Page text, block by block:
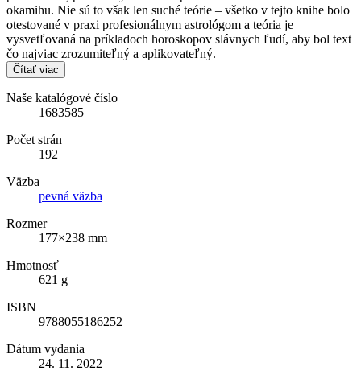
okamihu. Nie sú to však len suché teórie – všetko v tejto knihe bolo
otestované v praxi profesionálnym astrológom a teória je
vysvetľovaná na príkladoch horoskopov slávnych ľudí, aby bol text
čo najviac zrozumiteľný a aplikovateľný.
Čítať viac
Naše katalógové číslo
1683585
Počet strán
192
Väzba
pevná väzba
Rozmer
177×238 mm
Hmotnosť
621 g
ISBN
9788055186252
Dátum vydania
24. 11. 2022